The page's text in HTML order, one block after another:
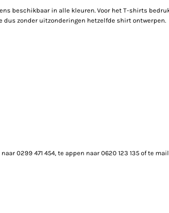
in alle kleuren. Voor het T-shirts
dus zonder uitzonderingen hetzelfde shirt ontwerpen.
0299 471 454, te appen naar 0620 123 135 of te